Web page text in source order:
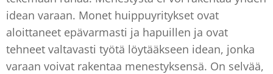
idean varaan. Monet huippuyritykset ovat
aloittaneet epävarmasti ja hapuillen ja ovat
tehneet valtavasti työtä löytääkseen idean, jonka
varaan voivat rakentaa menestyksensä. On selvää,